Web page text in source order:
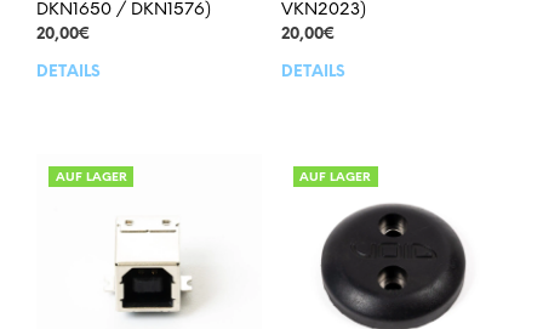
DKN1650 / DKN1576)
20,00€
DETAILS
VKN2023)
20,00€
DETAILS
AUF LAGER AUF LAGER